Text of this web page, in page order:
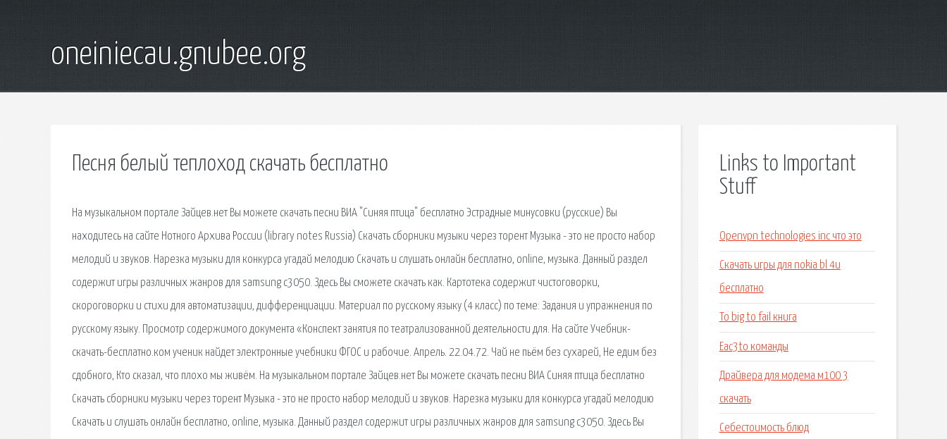
oneiniecau.gnubee.org
Песня белый теплоход скачать бесплатно
На музыкальном портале Зайцев.нет Вы можете скачать песни ВИА "Синяя птица" бесплатно Эстрадные минусовки (русские) Вы
находитесь на сайте Нотного Архива России (library notes Russia) Скачать сборники музыки через торент Музыка - это не просто набор
мелодий и звуков. Нарезка музыки для конкурса угадай мелодию Скачать и слушать онлайн бесплатно, online, музыка. Данный раздел
содержит игры различных жанров для samsung c3050. Здесь Вы сможете скачать как. Картотека содержит чистоговорки,
скороговорки и стихи для автоматизации, дифференциации. Материал по русскому языку (4 класс) по теме: Задания и упражнения по
русскому языку. Просмотр содержимого документа «Конспект занятия по театрализованной деятельности для. На сайте Учебник-
скачать-бесплатно.ком ученик найдет электронные учебники ФГОС и рабочие. Апрель. 22.04.72. Чай не пьём без сухарей, Не едим без
сдобного, Кто сказал, что плохо мы живём. На музыкальном портале Зайцев.нет Вы можете скачать песни ВИА Синяя птица бесплатно
Скачать сборники музыки через торент Музыка - это не просто набор мелодий и звуков. Нарезка музыки для конкурса угадай мелодию
Скачать и слушать онлайн бесплатно, online, музыка. Данный раздел содержит игры различных жанров для samsung c3050. Здесь Вы
Links to Important
Stuff
Openvpn technologies inc что это
Скачать игры для nokia bl 4u
бесплатно
To big to fail книга
Eac3to команды
Драйвера для модема м100 3
скачать
Себестоимость блюд